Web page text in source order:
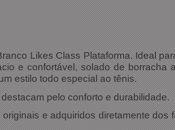
Likes Class Plataforma. Ideal
e confortável, solado de borracha
estilo todo especial ao tênis.
pelo conforto e durabilidade.
e adquiridos diretamente dos